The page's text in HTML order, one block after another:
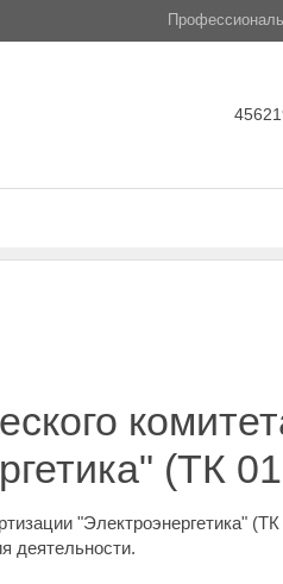
(ТК
"Электроэнергетика"
деятельности.